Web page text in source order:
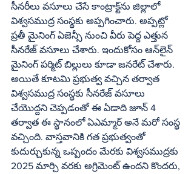
సీనరీలు వసూలు చేసే కాంట్రాక్ట్‌ను జిల్లాలో
విశ్వసముద్ర సంస్థకు అప్పగించారు. అప్పట్లో
ప్రతీ మైనింగ్‌ ఏజెన్సీ నుంచి వీరు పెద్ద ఎత్తున
సీనరేజ్‌ వసూలు చేశారు. ఇందుకోసం ఆన్‌లైన్‌
మైనింగ్‌ పర్మిట్‌ బిల్లులు కూడా జనరేట్‌ చేశారు.
అయితే కూటమి ప్రభుత్వ వచ్చిన తర్వాత
విశ్వసముద్ర సంస్థకు సీనరేజ్‌ వసూలు
చేయొద్దని చెప్పడంతో ఈ ఏడాది జూన్‌ 4
తర్వాత ఈ స్థానంలో ఏఎమ్మార్‌ అనే మరో సంస్థ
వచ్చింది. వాస్తవానికి గత ప్రభుత్వంతో
కుదుర్చుకున్న ఒప్పందం మేరకు విశ్వసముద్రకు
2025 మార్చి వరకు అగ్రిమెంట్‌ ఉందని కొందరు,